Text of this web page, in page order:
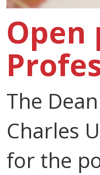
Open
The
Charles
for the